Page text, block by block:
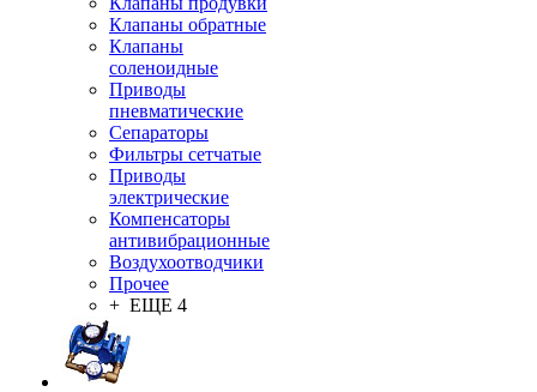
Клапаны обратные
Клапаны
соленоидные
Приводы
пневматические
Сепараторы
Фильтры сетчатые
Приводы
электрические
Компенсаторы
антивибрационные
Воздухоотводчики
Прочее
+ ЕЩЕ 4